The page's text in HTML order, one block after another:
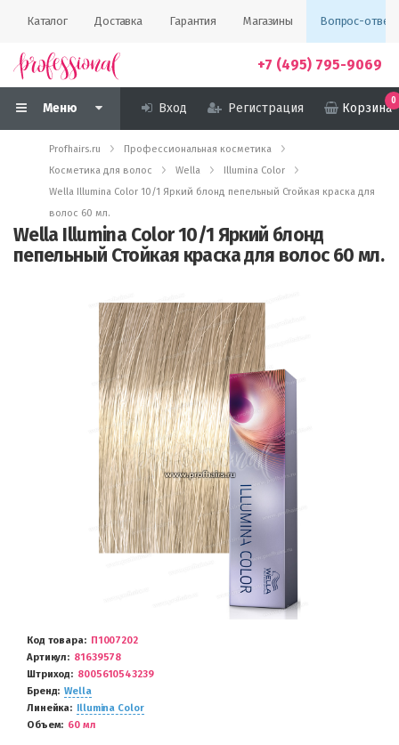
Каталог Доставка Гарантия Магазины Вопрос-ответ
+7 (495) 795-9069
Меню Вход Регистрация Корзина
0
Profhairs.ru
Профессиональная косметика
Косметика для волос
Wella
Illumina Color
Wella Illumina Color 10/1 Яркий блонд пепельный Стойкая краска для
волос 60 мл.
Wella Illumina Color 10/1 Яркий блонд
пепельный Стойкая краска для волос 60 мл.
Код товара
П1007202
Артикул
81639578
Штриход
8005610543239
Бренд
Wella
Линейка
Illumina Color
Объем
60 мл